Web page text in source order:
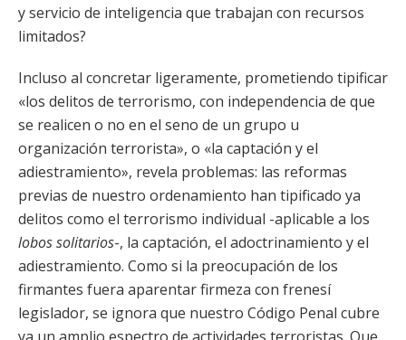
y servicio de inteligencia que trabajan con recursos
limitados?
Incluso al concretar ligeramente, prometiendo tipificar
«los delitos de terrorismo, con independencia de que
se realicen o no en el seno de un grupo u
organización terrorista», o «la captación y el
adiestramiento», revela problemas: las reformas
previas de nuestro ordenamiento han tipificado ya
delitos como el terrorismo individual -aplicable a los
lobos solitarios-, la captación, el adoctrinamiento y el
adiestramiento. Como si la preocupación de los
firmantes fuera aparentar firmeza con frenesí
legislador, se ignora que nuestro Código Penal cubre